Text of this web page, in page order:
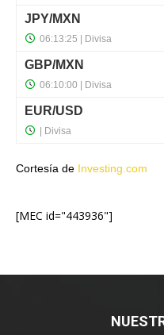
Cortesía de Investing.com
[MEC id="443936"]